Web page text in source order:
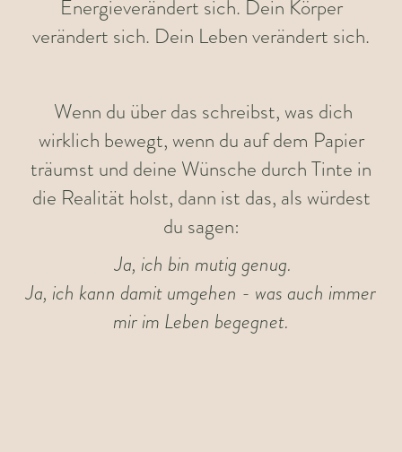
Energieverändert sich. Dein Körper
verändert sich. Dein Leben verändert sich.
Wenn du über das schreibst, was dich
wirklich bewegt, wenn du auf dem Papier
träumst und deine Wünsche durch Tinte in
die Realität holst, dann ist das, als würdest
du sagen:
Ja, ich bin mutig genug.
Ja, ich kann damit umgehen - was auch immer
mir im Leben begegnet.